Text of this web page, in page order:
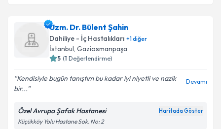
Prof. Dr. İftihar Köksaliçin randevu takvimi talebi
oluşturun. Size bu uzmandan randevu almanız için bir
takvim hazırlandığında e-posta ile bilgilendireceğiz.
Kişisel verilerimin işlenmesine ilişkin
Aydınlatma
Metni'ni okudum ve kişisel verilerimin belirtilen
Uzm. Dr. Bülent Şahin
Dahiliye - İç Hastalıkları +1diğer
İstanbul, Gaziosmanpaşa
5 (1 Değerlendirme)
Kendisiyle bugün tanıştım bu kadar iyi niyetli ve nazik
bir...
Devamı
Özel Avrupa Şafak Hastanesi Haritada Göster
Küçükköy Yolu Hastane Sok. No: 2